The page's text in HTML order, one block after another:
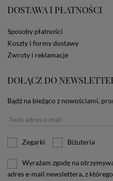
ustawienia swojej
informacji o plikach cookies.
DOSTAWA I PŁATNOŚCI
Sposoby płatności
Koszty i formy dostawy
Zwroty i reklamacje
DOŁĄCZ DO
Bądź na bieżąco z nowościami,
Zegarki Biżuteria
Wyrażam zgodę na
adres e-mail newslettera, z